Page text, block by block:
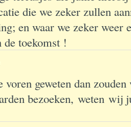
die we zeker zullen
en waar we zeker weer
de toekomst !
voren geweten dan
bezoeken, weten wij